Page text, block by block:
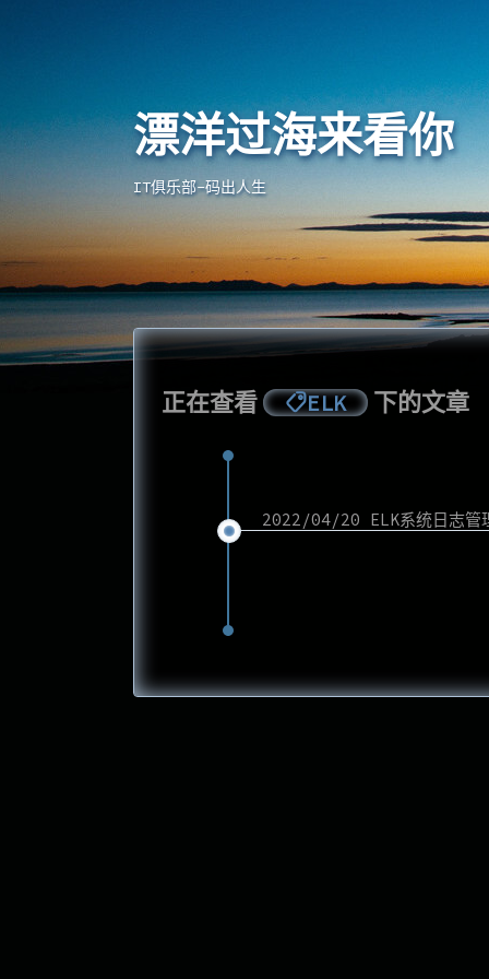
漂洋过海来看你
漂洋过海来看你
IT俱乐部-码出人生
正在查看 ELK 下的文章
2022/04/20 ELK系统日志管